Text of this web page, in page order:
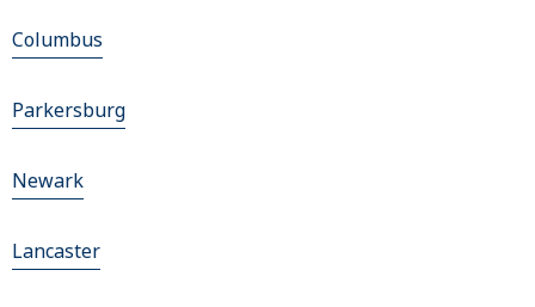
Columbus
Parkersburg
Newark
Lancaster